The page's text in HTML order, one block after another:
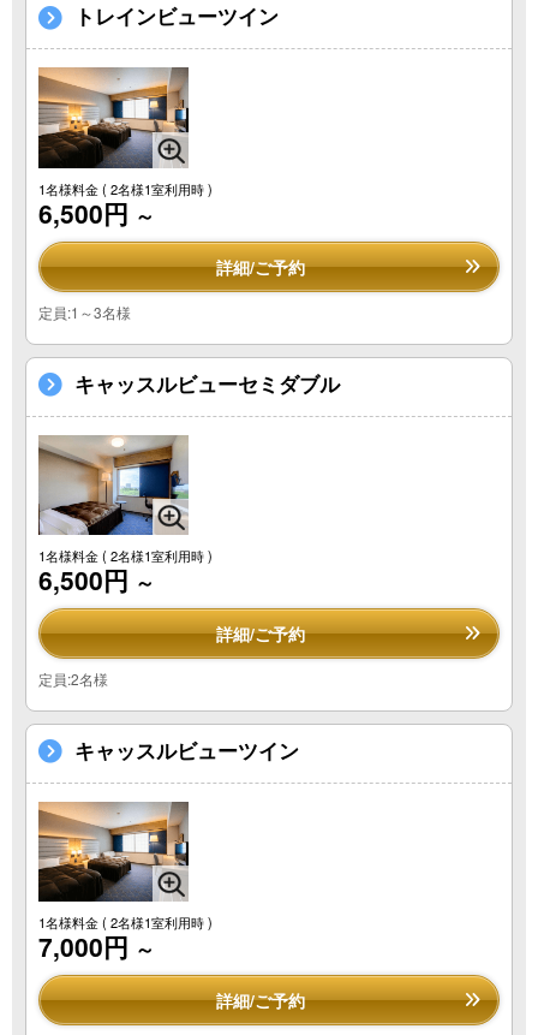
トレインビューツイン
1名様料金( 2名様1室利用時 )
6,500円 ～
詳細/ご予約
定員:1～3名様
キャッスルビューセミダブル
1名様料金( 2名様1室利用時 )
6,500円 ～
詳細/ご予約
定員:2名様
キャッスルビューツイン
1名様料金( 2名様1室利用時 )
7,000円 ～
詳細/ご予約